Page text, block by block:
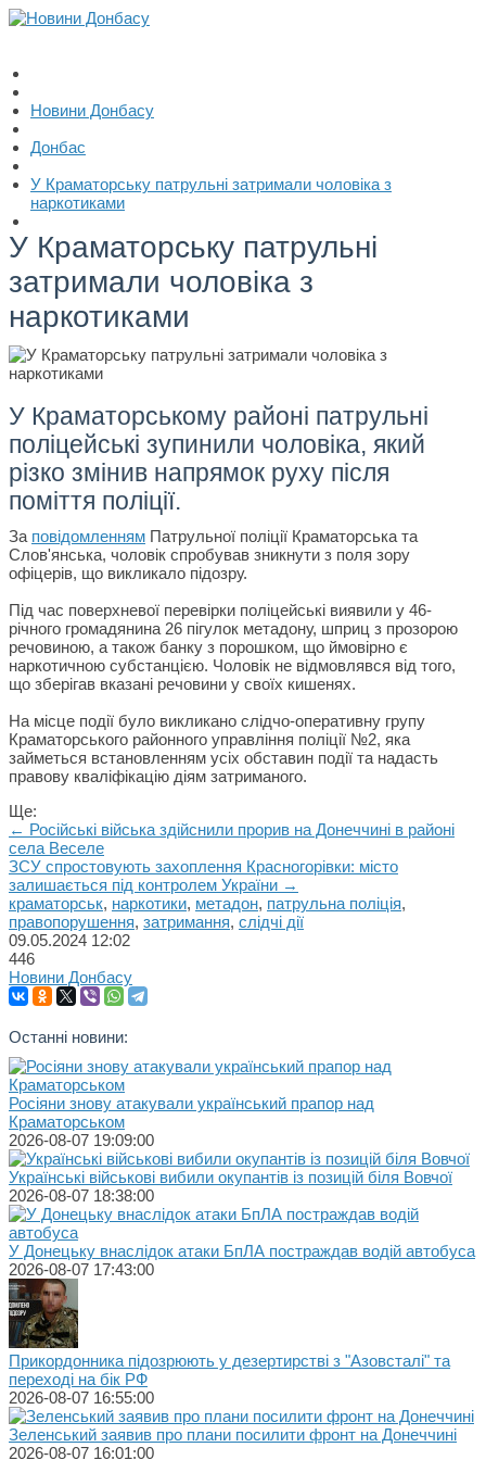
Новини Донбасу
Донбас
У Краматорську патрульні затримали чоловіка з
наркотиками
У Краматорську патрульні
затримали чоловіка з
наркотиками
У Краматорському районі патрульні
поліцейські зупинили чоловіка, який
різко змінив напрямок руху після
поміття поліції.
За повідомленням Патрульної поліції Краматорська та
Слов'янська, чоловік спробував зникнути з поля зору
офіцерів, що викликало підозру.
Під час поверхневої перевірки поліцейські виявили у 46-
річного громадянина 26 пігулок метадону, шприц з прозорою
речовиною, а також банку з порошком, що ймовірно є
наркотичною субстанцією. Чоловік не відмовлявся від того,
що зберігав вказані речовини у своїх кишенях.
На місце події було викликано слідчо-оперативну групу
Краматорського районного управління поліції №2, яка
займеться встановленням усіх обставин події та надасть
правову кваліфікацію діям затриманого.
Ще:
← Російські війська здійснили прорив на Донеччині в районі
села Веселе
ЗСУ спростовують захоплення Красногорівки: місто
залишається під контролем України →
краматорськ, наркотики, метадон, патрульна поліція,
правопорушення, затримання, слідчі дії
09.05.2024 12:02
446
Новини Донбасу
Останні новини:
Росіяни знову атакували український прапор над
Краматорськом
2026-08-07 19:09:00
Українські військові вибили окупантів із позицій біля Вовчої
2026-08-07 18:38:00
У Донецьку внаслідок атаки БпЛА постраждав водій автобуса
2026-08-07 17:43:00
Прикордонника підозрюють у дезертирстві з "Азовсталі" та
переході на бік РФ
2026-08-07 16:55:00
Зеленський заявив про плани посилити фронт на Донеччині
2026-08-07 16:01:00